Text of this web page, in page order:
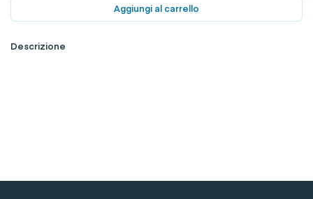
Aggiungi al carrello
Descrizione